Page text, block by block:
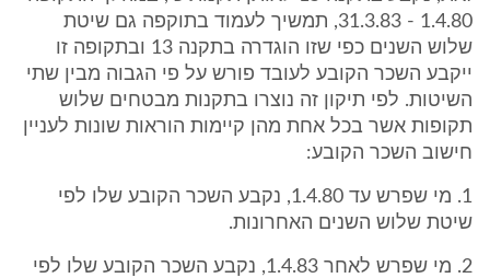
1.4.80 - 31.3.83, תמשיך לעמוד בתוקפה גם שיטת
שלוש השנים כפי שזו הוגדרה בתקנה 13 ובתקופה זו
ייקבע השכר הקובע לעובד פורש על פי הגבוה מבין שתי
השיטות. לפי תיקון זה נוצרו בתקנות מבטחים שלוש
תקופות אשר בכל אחת מהן קיימות הוראות שונות לעניין
חישוב השכר הקובע:
1. מי שפרש עד 1.4.80, נקבע השכר הקובע שלו לפי
שיטת שלוש השנים האחרונות.
2. מי שפרש לאחר 1.4.83, נקבע השכר הקובע שלו לפי